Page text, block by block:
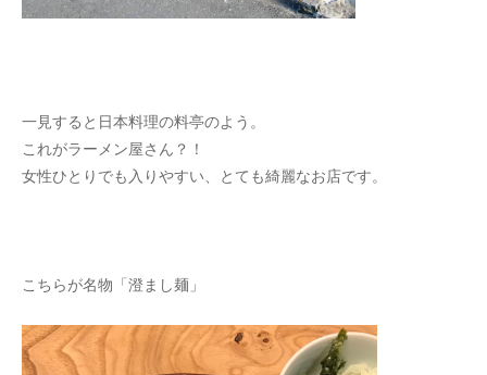
一見すると日本料理の料亭のよう。
これがラーメン屋さん？！
女性ひとりでも入りやすい、とても綺麗なお店です。
こちらが名物「澄まし麺」